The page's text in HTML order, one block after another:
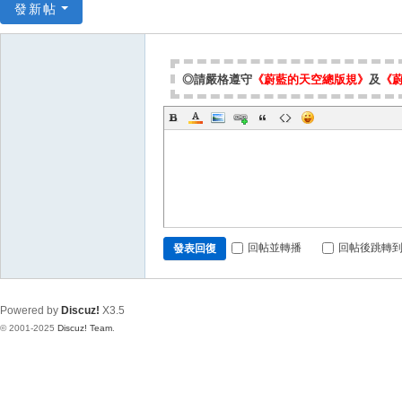
發新帖
◎請嚴格遵守 《蔚藍的天空總版規》 及 《
發表回復 回帖並轉播 回帖後跳轉
Powered by Discuz! X3.5
© 2001-2025 Discuz! Team